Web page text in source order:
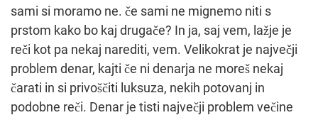
sami si moramo ne. če sami ne mignemo niti s
prstom kako bo kaj drugače? In ja, saj vem, lažje je
reči kot pa nekaj narediti, vem. Velikokrat je največji
problem denar, kajti če ni denarja ne moreš nekaj
čarati in si privoščiti luksuza, nekih potovanj in
podobne reči. Denar je tisti največji problem večine